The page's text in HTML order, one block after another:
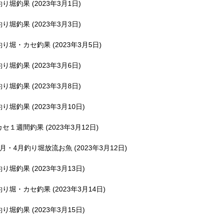
り堀釣果 (2023年3月1日)
り堀釣果 (2023年3月3日)
り堀・カセ釣果 (2023年3月5日)
り堀釣果 (2023年3月6日)
り堀釣果 (2023年3月8日)
り堀釣果 (2023年3月10日)
セ１週間釣果 (2023年3月12日)
・4月釣り堀放流お魚 (2023年3月12日)
り堀釣果 (2023年3月13日)
り堀・カセ釣果 (2023年3月14日)
り堀釣果 (2023年3月15日)